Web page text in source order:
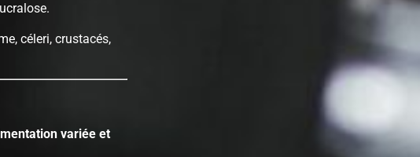
céleri, crustacés,
variée et